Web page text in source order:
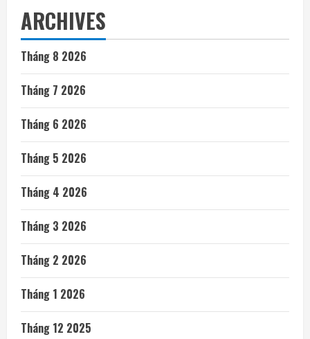
ARCHIVES
Tháng 8 2026
Tháng 7 2026
Tháng 6 2026
Tháng 5 2026
Tháng 4 2026
Tháng 3 2026
Tháng 2 2026
Tháng 1 2026
Tháng 12 2025